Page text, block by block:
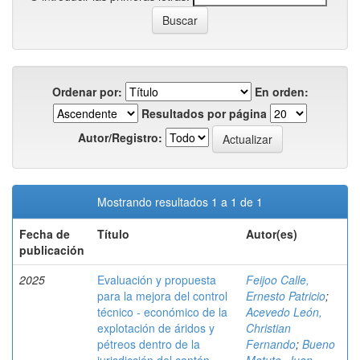
Ordenar por:
En orden:
Resultados por página
Autor/Registro:
Mostrando resultados 1 a 1 de 1
Fecha de
publicación
Título Autor(es)
2025
Evaluación y propuesta
para la mejora del control
técnico - económico de la
explotación de áridos y
pétreos dentro de la
Feijoo Calle,
Ernesto Patricio;
Acevedo León,
Christian
Fernando; Bueno